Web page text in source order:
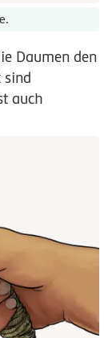
Daumen den
sind
auch